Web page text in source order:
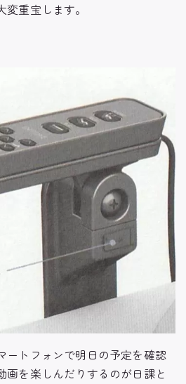
重宝します。
ートフォンで明日の予定を確認
画を楽しんだりするのが日課と